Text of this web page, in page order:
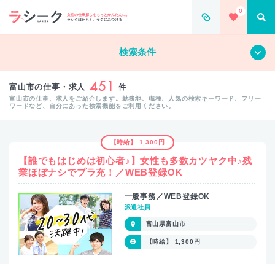
女性の仕事探しをもっとかんたんに。
ラシクはたらく、ラクにみつける
0
すべて クリア
検索条件
富山市の仕事・求人 451 件
富山市の仕事、求人をご紹介します。勤務地、職種、人気の検索キーワード、フリー
ワードなど、自分にあった検索機能をご利用ください。
【時給】 1,300円
【誰でもはじめは初心者♪】女性も多数カツヤク中♪残
業ほぼナシでプラ充！／WEB登録OK
一般事務／WEB登録OK
派遣社員
富山県富山市
【時給】 1,300円